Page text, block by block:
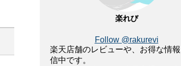
楽れび
Follow @rakurevi
楽天店舗のレビューや、お得な情
信中です。